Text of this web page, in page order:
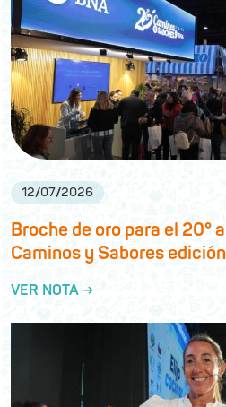
12/07/2026
Broche de oro para el 20°
Caminos y Sabores
VER NOTA →